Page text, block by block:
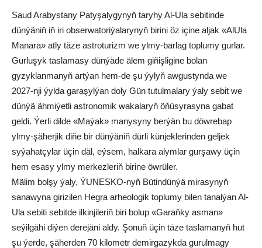
Saud Arabystany Patyşalygynyň taryhy Al-Ula sebitinde
dünýäniň iň iri obserwatoriýalarynyň birini öz içine aljak «AlUla
Manara» atly täze astroturizm we ylmy-barlag toplumy gurlar.
Gurluşyk taslamasy dünýäde älem giňişligine bolan
gyzyklanmanyň artýan hem-de şu ýylyň awgustynda we
2027-nji ýylda garaşylýan doly Gün tutulmalary ýaly sebit we
dünýä ähmiýetli astronomik wakalaryň öňüsyrasyna gabat
geldi. Ýerli dilde «Maýak» manysyny berýän bu döwrebap
ylmy-şäherjik diňe bir dünýäniň dürli künjeklerinden geljek
syýahatçylar üçin däl, eýsem, halkara alymlar gurşawy üçin
hem esasy ylmy merkezleriň birine öwrüler.
Mälim bolşy ýaly, ÝUNESKO-nyň Bütindünýä mirasynyň
sanawyna girizilen Hegra arheologik toplumy bilen tanalýan Al-
Ula sebiti sebitde ilkinjileriň biri bolup «Garaňky asman»
seýilgähi diýen derejäni aldy. Şonuň üçin täze taslamanyň hut
şu ýerde, şäherden 70 kilometr demirgazykda gurulmagy